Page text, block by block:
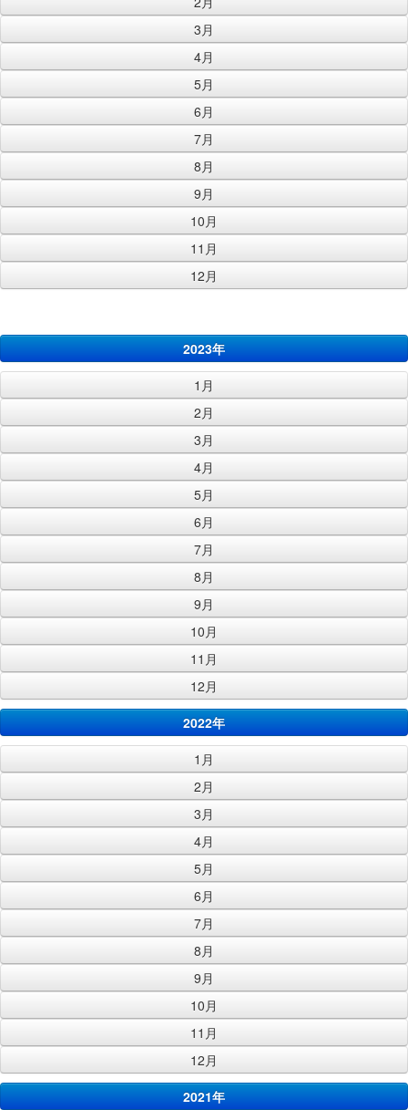
3月
4月
5月
6月
7月
8月
9月
10月
11月
12月
2023年
1月
2月
3月
4月
5月
6月
7月
8月
9月
10月
11月
12月
2022年
1月
2月
3月
4月
5月
6月
7月
8月
9月
10月
11月
12月
2021年